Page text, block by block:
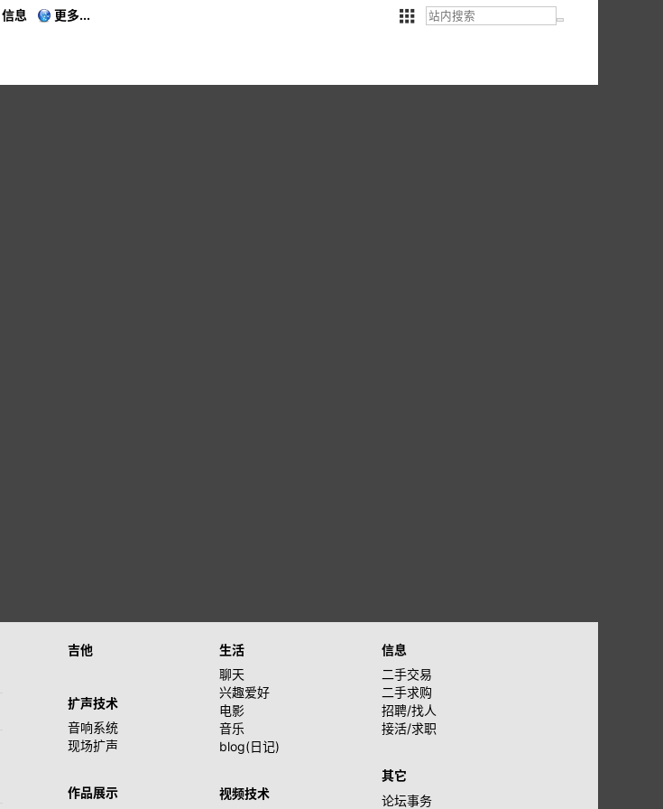
信息 更多...
吉他
扩声技术
音响系统
现场扩声
作品展示
生活
聊天
兴趣爱好
电影
音乐
blog(日记)
视频技术
信息
二手交易
二手求购
招聘/找人
接活/求职
其它
论坛事务